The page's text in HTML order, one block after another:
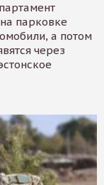
парковке
а потом
через